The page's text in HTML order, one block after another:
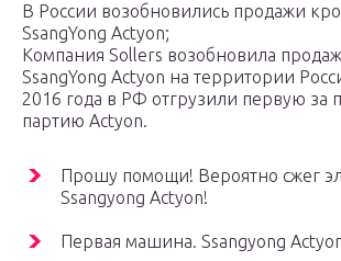
В России возобновились продажи
SsangYong Actyon;
Компания Sollers возобновила
SsangYong Actyon на территории
2016 года в РФ отгрузили первую за
партию Actyon.
Прошу помощи! Вероятно сжег
Ssangyong Actyon!
Первая машина. Ssangyong